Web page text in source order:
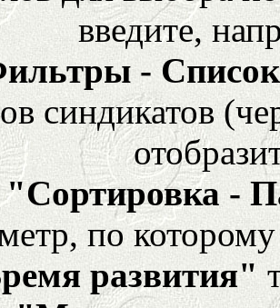
введите,
-
синдикатов
"Сортировка -
по
развития"